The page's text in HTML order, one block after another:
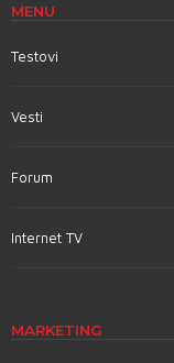
MENU
Testovi
Vesti
Forum
Internet TV
MARKETING